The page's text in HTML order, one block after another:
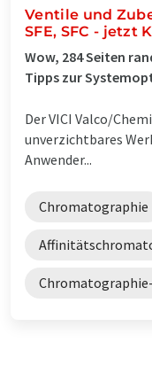
Ventile und
SFE, SFC - jetzt
Wow, 284 Seiten
Tipps zur
Der VICI Valco/
unverzichtbares
Anwender...
Chromatographie